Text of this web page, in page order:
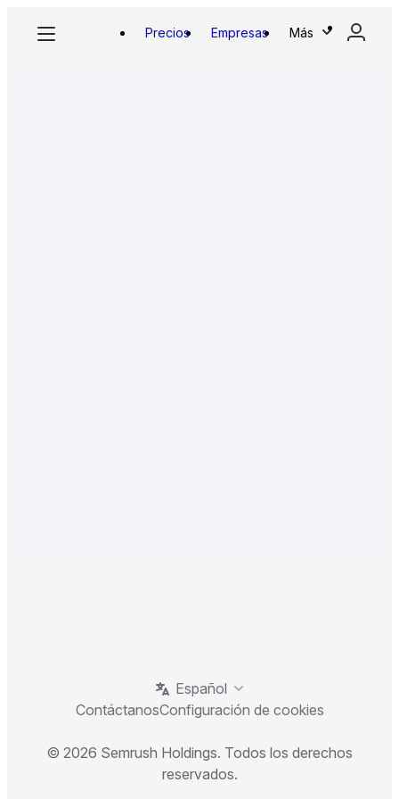
Precios Empresas Más
Español
ContáctanosConfiguración de cookies
© 2026 Semrush Holdings. Todos los derechos
reservados.